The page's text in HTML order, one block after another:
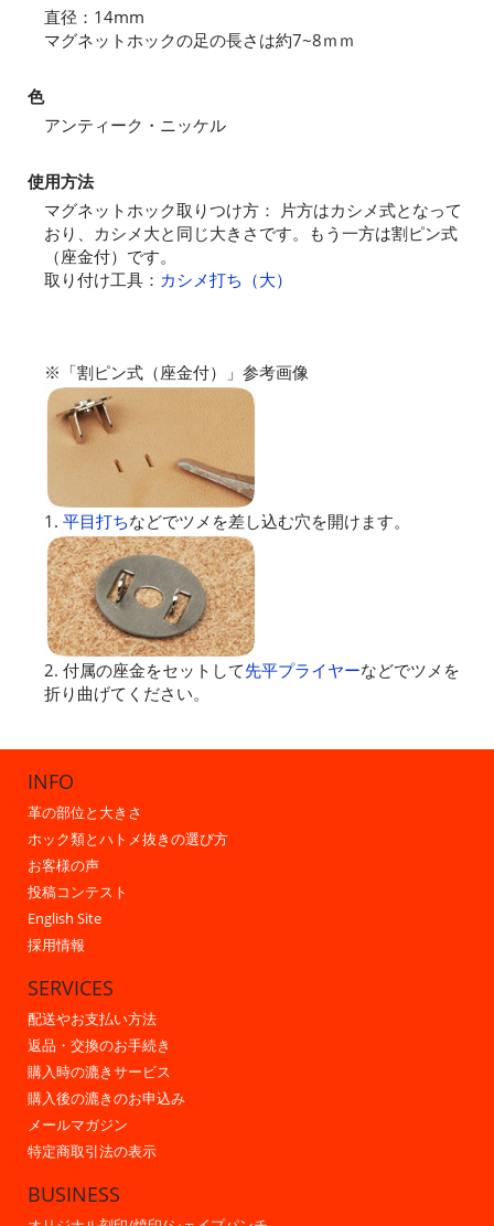
直径：14mm
マグネットホックの足の長さは約7~8ｍｍ
色
アンティーク・ニッケル
使用方法
マグネットホック取りつけ方： 片方はカシメ式となって
おり、カシメ大と同じ大きさです。もう一方は割ピン式
（座金付）です。
取り付け工具： カシメ打ち（大）
※「割ピン式（座金付）」参考画像
1. 平目打ちなどでツメを差し込む穴を開けます。
2. 付属の座金をセットして先平プライヤーなどでツメを
折り曲げてください。
INFO
革の部位と大きさ
ホック類とハトメ抜きの選び方
お客様の声
投稿コンテスト
English Site
採用情報
SERVICES
配送やお支払い方法
返品・交換のお手続き
購入時の漉きサービス
購入後の漉きのお申込み
メールマガジン
特定商取引法の表示
BUSINESS